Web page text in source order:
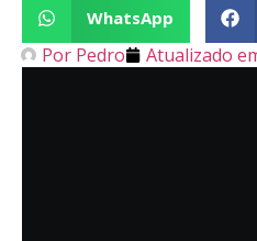
WhatsApp
Por Pedro Atualizado